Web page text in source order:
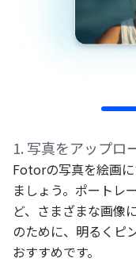
1. 写真をアップロ
Fotorの写真を絵画
ましょう。ポートレ
ど、さまざまな画像
のために、明るくピ
おすすめです。